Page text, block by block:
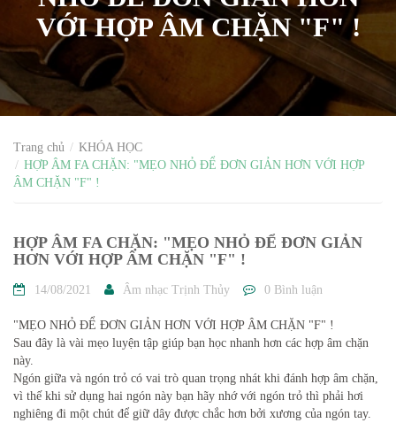
VỚI HỢP ÂM CHẶN "F" !
Trang chủ
KHÓA HỌC
HỢP ÂM FA CHẶN: "MẸO NHỎ ĐỂ ĐƠN GIẢN HƠN VỚI HỢP
ÂM CHẶN "F" !
HỢP ÂM FA CHẶN: "MẸO NHỎ ĐỂ ĐƠN GIẢN
HƠN VỚI HỢP ÂM CHẶN "F" !
14/08/2021 Âm nhạc Trịnh Thủy 0 Bình luận
"MẸO NHỎ ĐỂ ĐƠN GIẢN HƠN VỚI HỢP ÂM CHẶN "F" !
Sau đây là vài mẹo luyện tập giúp bạn học nhanh hơn các hợp âm chặn
này.
Ngón giữa và ngón trỏ có vai trò quan trọng nhát khi đánh hợp âm chặn,
vì thế khi sử dụng hai ngón này bạn hãy nhớ với ngón trỏ thì phải hơi
nghiêng đi một chút để giữ dây được chắc hơn bởi xương của ngón tay.